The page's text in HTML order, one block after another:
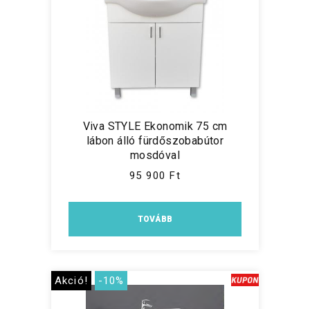
Viva STYLE Ekonomik 75 cm
lábon álló fürdőszobabútor
mosdóval
95 900 Ft
TOVÁBB
Akció! -10%